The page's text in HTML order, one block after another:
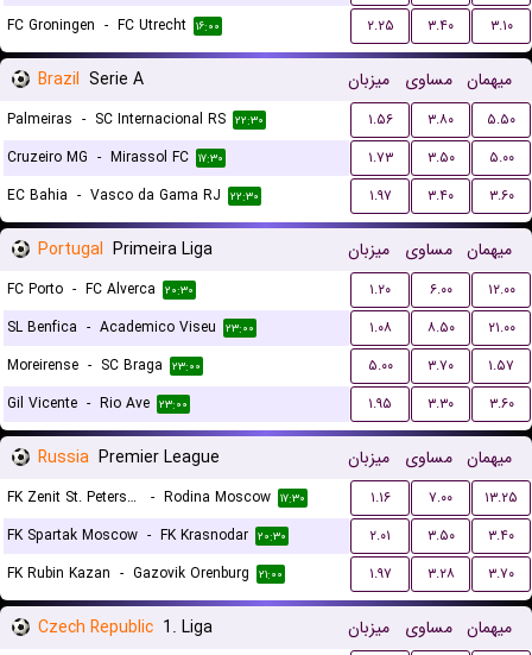
FC Groningen - FC Utrecht ۱۶:۰۰ ۲.۲۵ ۳.۴۰ ۳.۱۰
Brazil Serie A میزبان مساوی میهمان
Palmeiras - SC Internacional RS ۲۲:۳۰ ۱.۵۶ ۳.۸۰
۵.۵۰
Cruzeiro MG - Mirassol FC ۱۷:۳۰ ۱.۷۳ ۳.۵۰
۵.۰۰
EC Bahia - Vasco da Gama RJ ۲۲:۳۰ ۱.۹۷ ۳.۴۰ ۳.۶۰
Portugal Primeira Liga میزبان مساوی میهمان
FC Porto - FC Alverca ۲۰:۳۰ ۱.۲۰ ۶.۰۰
۱۲.۰۰
SL Benfica - Academico Viseu ۲۳:۰۰ ۱.۰۸ ۸.۵۰
۲۱.۰۰
Moreirense - SC Braga ۲۳:۰۰ ۵.۰۰ ۳.۷۰
۱.۵۷
Gil Vicente - Rio Ave ۲۳:۰۰ ۱.۹۵ ۳.۳۰ ۳.۶۰
Russia Premier League میزبان مساوی میهمان
FK Zenit St. Petersburg - Rodina Moscow ۱۷:۳۰ ۱.۱۶ ۷.۰۰
۱۳.۲۵
FK Spartak Moscow - FK Krasnodar ۲۰:۳۰ ۲.۰۱ ۳.۵۰
۳.۴۰
FK Rubin Kazan - Gazovik Orenburg ۲۱:۰۰ ۱.۹۷ ۳.۲۸ ۳.۷۰
Czech Republic 1. Liga میزبان مساوی میهمان